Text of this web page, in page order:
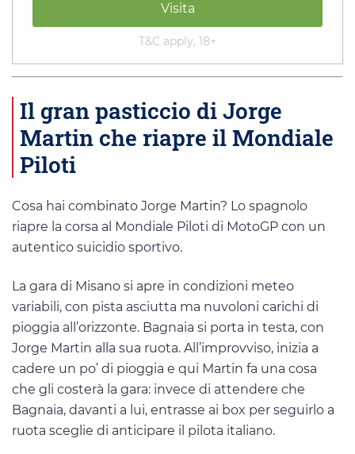
Visita
T&C apply, 18+
Il gran pasticcio di Jorge
Martin che riapre il Mondiale
Piloti
Cosa hai combinato Jorge Martin? Lo spagnolo
riapre la corsa al Mondiale Piloti di MotoGP con un
autentico suicidio sportivo.
La gara di Misano si apre in condizioni meteo
variabili, con pista asciutta ma nuvoloni carichi di
pioggia all’orizzonte. Bagnaia si porta in testa, con
Jorge Martin alla sua ruota. All’improvviso, inizia a
cadere un po’ di pioggia e qui Martin fa una cosa
che gli costerà la gara: invece di attendere che
Bagnaia, davanti a lui, entrasse ai box per seguirlo a
ruota sceglie di anticipare il pilota italiano.